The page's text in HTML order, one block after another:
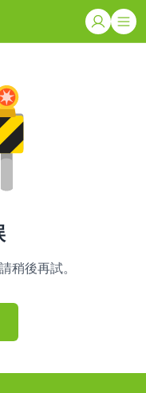
稍後再試。